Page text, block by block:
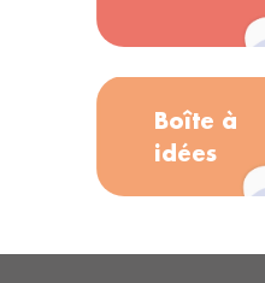
Boîte à
idées